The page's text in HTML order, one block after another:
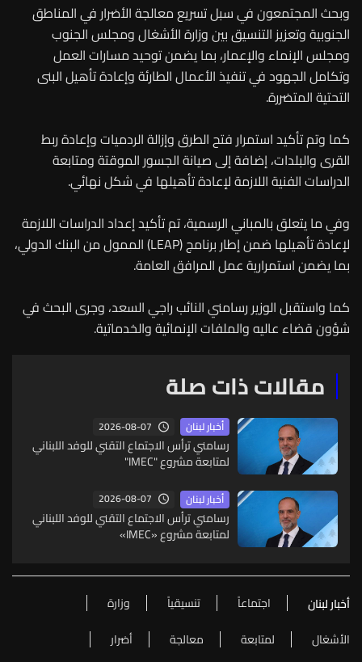
وبحث المجتمعون في سبل تسريع معالجة الأضرار في المناطق
الجنوبية وتعزيز التنسيق بين وزارة الأشغال ومجلس الجنوب
ومجلس الإنماء والإعمار، بما يضمن توحيد مسارات العمل
وتكامل الجهود في تنفيذ الأعمال الطارئة وإعادة تأهيل البنى
التحتية المتضررة.
كما وتم تأكيد استمرار فتح الطرق وإزالة الردميات وإعادة ربط
القرى والبلدات، إضافة إلى صيانة الجسور الموقتة ومتابعة
الدراسات الفنية اللازمة لإعادة تأهيلها في شكل نهائي.
وفي ما يتعلق بالمباني الرسمية، تم تأكيد إعداد الدراسات اللازمة
لإعادة تأهيلها ضمن إطار برنامج (LEAP) الممول من البنك الدولي،
بما يضمن استمرارية عمل المرافق العامة.
كما واستقبل الوزير رسامني النائب راجي السعد، وجرى البحث في
شؤون قضاء عاليه والملفات الإنمائية والخدماتية.
مقالات ذات صلة
أخبار لبنان 2026-08-07
رسامني ترأس الاجتماع التقني للوفد اللبناني
لمتابعة مشروع "IMEC"
أخبار لبنان 2026-08-07
رسامني ترأس الاجتماع التقني للوفد اللبناني
لمتابعة مشروع «IMEC»
أخبار لبنان اجتماعاً تنسيقياً
وزارة
الأشغال
لمتابعة معالجة
أضرار